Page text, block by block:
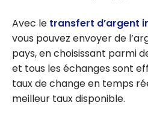
Avec le transfert d’argent
vous pouvez envoyer de
pays, en choisissant parmi
et tous les échanges sont
taux de change en temps
meilleur taux disponible.